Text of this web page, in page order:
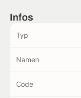
Infos
Typ
Namen
Code